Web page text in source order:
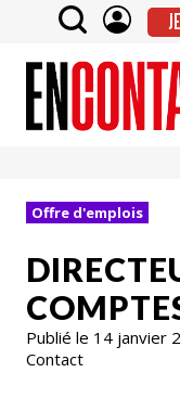
Offre d'emplois
Publié le 14 janvier
Contact